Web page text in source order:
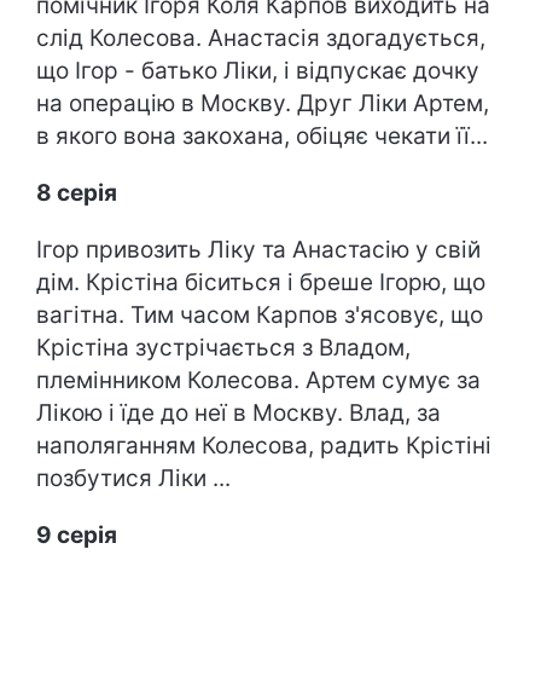
слід Колесова. Анастасія здогадується,
що Ігор - батько Ліки, і відпускає дочку
на операцію в Москву. Друг Ліки Артем,
в якого вона закохана, обіцяє чекати її...
8 серія
Ігор привозить Ліку та Анастасію у свій
дім. Крістіна біситься і бреше Ігорю, що
вагітна. Тим часом Карпов з'ясовує, що
Крістіна зустрічається з Владом,
племінником Колесова. Артем сумує за
Лікою і їде до неї в Москву. Влад, за
наполяганням Колесова, радить Крістіні
позбутися Ліки ...
9 серія